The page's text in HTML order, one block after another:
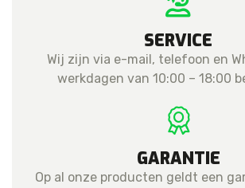
SERVICE
Wij zijn via e-mail, telefoon en
werkdagen van 10:00 – 18:00
GARANTIE
Op al onze producten geldt een